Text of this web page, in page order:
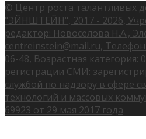
© Центр роста талантливых
"ЭЙНШТЕЙН", 2017 - 2026,
редактор: Новоселова Н.А.,
centreinstein@mail.ru,
06-48, Возрастная категория:
регистрации СМИ:
службой по надзору в сфере
технологий и массовых
69923 от 29 мая 2017 года